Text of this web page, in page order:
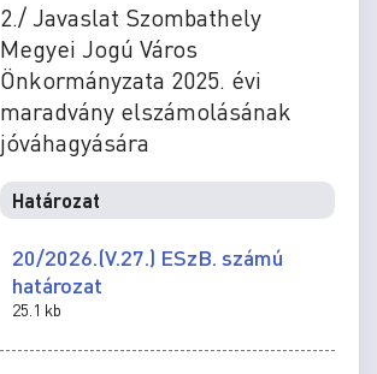
2./ Javaslat Szombathely
Megyei Jogú Város
Önkormányzata 2025. évi
maradvány elszámolásának
jóváhagyására
Határozat
20/2026.(V.27.) ESzB. számú
határozat
25.1 kb